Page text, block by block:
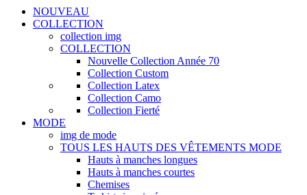
NOUVEAU
COLLECTION
collection img
COLLECTION
Nouvelle Collection Année 70
Collection Custom
Collection Latex
Collection Camo
Collection Fierté
MODE
img de mode
TOUS LES HAUTS DES VÊTEMENTS MODE
Hauts à manches longues
Hauts à manches courtes
Chemises